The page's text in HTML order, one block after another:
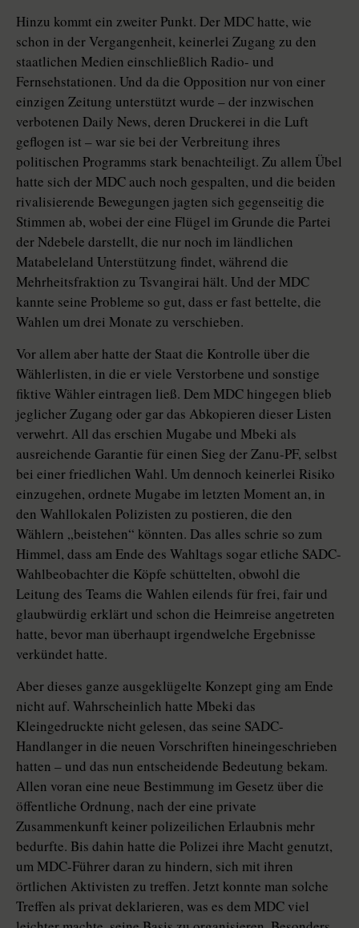
Hinzu kommt ein zweiter Punkt. Der MDC hatte, wie
schon in der Vergangenheit, keinerlei Zugang zu den
staatlichen Medien einschließlich Radio- und
Fernsehstationen. Und da die Opposition nur von einer
einzigen Zeitung unterstützt wurde – der inzwischen
verbotenen Daily News, deren Druckerei in die Luft
geflogen ist – war sie bei der Verbreitung ihres
politischen Programms stark benachteiligt. Zu allem Übel
hatte sich der MDC auch noch gespalten, und die beiden
rivalisierende Bewegungen jagten sich gegenseitig die
Stimmen ab, wobei der eine Flügel im Grunde die Partei
der Ndebele darstellt, die nur noch im ländlichen
Matabeleland Unterstützung findet, während die
Mehrheitsfraktion zu Tsvangirai hält. Und der MDC
kannte seine Probleme so gut, dass er fast bettelte, die
Wahlen um drei Monate zu verschieben.
Vor allem aber hatte der Staat die Kontrolle über die
Wählerlisten, in die er viele Verstorbene und sonstige
fiktive Wähler eintragen ließ. Dem MDC hingegen blieb
jeglicher Zugang oder gar das Abkopieren dieser Listen
verwehrt. All das erschien Mugabe und Mbeki als
ausreichende Garantie für einen Sieg der Zanu-PF, selbst
bei einer friedlichen Wahl. Um dennoch keinerlei Risiko
einzugehen, ordnete Mugabe im letzten Moment an, in
den Wahllokalen Polizisten zu postieren, die den
Wählern „beistehen“ könnten. Das alles schrie so zum
Himmel, dass am Ende des Wahltags sogar etliche SADC-
Wahlbeobachter die Köpfe schüttelten, obwohl die
Leitung des Teams die Wahlen eilends für frei, fair und
glaubwürdig erklärt und schon die Heimreise angetreten
hatte, bevor man überhaupt irgendwelche Ergebnisse
verkündet hatte.
Aber dieses ganze ausgeklügelte Konzept ging am Ende
nicht auf. Wahrscheinlich hatte Mbeki das
Kleingedruckte nicht gelesen, das seine SADC-
Handlanger in die neuen Vorschriften hineingeschrieben
hatten – und das nun entscheidende Bedeutung bekam.
Allen voran eine neue Bestimmung im Gesetz über die
öffentliche Ordnung, nach der eine private
Zusammenkunft keiner polizeilichen Erlaubnis mehr
bedurfte. Bis dahin hatte die Polizei ihre Macht genutzt,
um MDC-Führer daran zu hindern, sich mit ihren
örtlichen Aktivisten zu treffen. Jetzt konnte man solche
Treffen als privat deklarieren, was es dem MDC viel